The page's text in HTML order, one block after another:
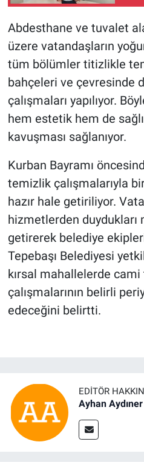
Abdesthane ve tuvalet
üzere vatandaşların
tüm bölümler titizlikle
bahçeleri ve çevresinde
çalışmaları yapılıyor.
hem estetik hem de
kavuşması sağlanıyor.
Kurban Bayramı
temizlik çalışmalarıyla
hazır hale getiriliyor.
hizmetlerden
getirerek belediye
Tepebaşı Belediyesi
kırsal mahallelerde
çalışmalarının belirli
edeceğini belirtti.
EDITÖR
Ayhan Aydıner